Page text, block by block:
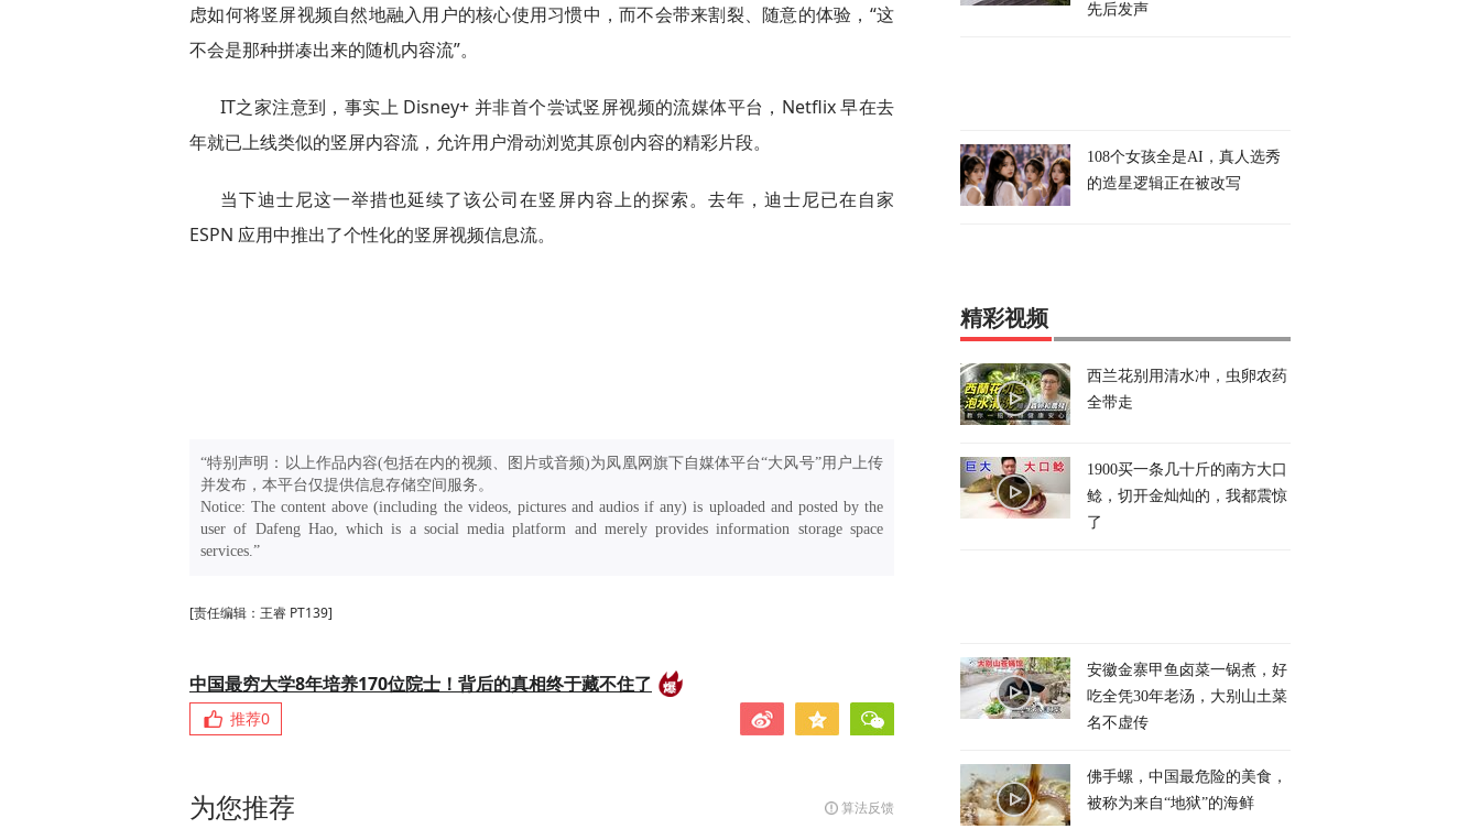
虑如何将竖屏视频自然地融入用户的核心使用习惯中，而不会带来割裂、随意的体验，“这
不会是那种拼凑出来的随机内容流”。
IT之家注意到，事实上 Disney+ 并非首个尝试竖屏视频的流媒体平台，Netflix 早在去
年就已上线类似的竖屏内容流，允许用户滑动浏览其原创内容的精彩片段。
当下迪士尼这一举措也延续了该公司在竖屏内容上的探索。去年，迪士尼已在自家
ESPN 应用中推出了个性化的竖屏视频信息流。
“特别声明：以上作品内容(包括在内的视频、图片或音频)为凤凰网旗下自媒体平台“大风号”用户上传
并发布，本平台仅提供信息存储空间服务。
Notice: The content above (including the videos, pictures and audios if any) is uploaded and posted by the
user of Dafeng Hao, which is a social media platform and merely provides information storage space
services.”
[责任编辑：王睿 PT139]
中国最穷大学8年培养170位院士！背后的真相终于藏不住了
推荐0
为您推荐 算法反馈
先后发声
108个女孩全是AI，真人选秀
的造星逻辑正在被改写
精彩视频
西兰花别用清水冲，虫卵农药
全带走
1900买一条几十斤的南方大口
鲶，切开金灿灿的，我都震惊
了
安徽金寨甲鱼卤菜一锅煮，好
吃全凭30年老汤，大别山土菜
名不虚传
佛手螺，中国最危险的美食，
被称为来自“地狱”的海鲜